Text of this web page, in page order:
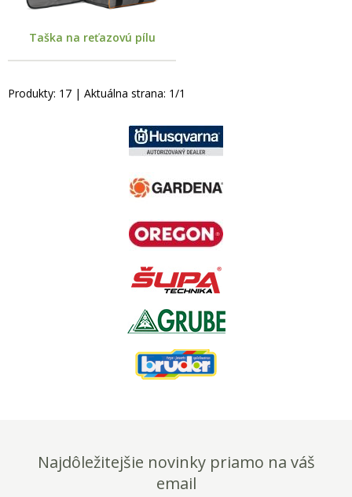
Taška na reťazovú pílu
Produkty: 17 | Aktuálna strana: 1/1
Najdôležitejšie novinky priamo na váš
email